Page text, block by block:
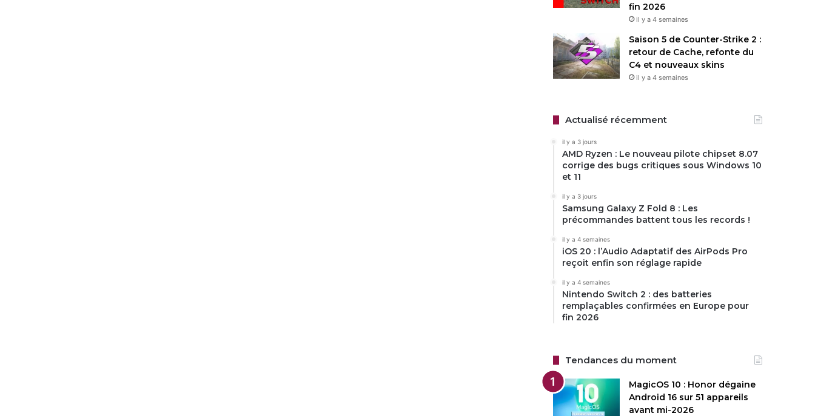
fin 2026
il y a 4 semaines
Saison 5 de Counter-Strike 2 :
retour de Cache, refonte du
C4 et nouveaux skins
il y a 4 semaines
Actualisé récemment
il y a 3 jours
AMD Ryzen : Le nouveau pilote chipset 8.07
corrige des bugs critiques sous Windows 10
et 11
il y a 3 jours
Samsung Galaxy Z Fold 8 : Les
précommandes battent tous les records !
il y a 4 semaines
iOS 20 : l’Audio Adaptatif des AirPods Pro
reçoit enfin son réglage rapide
il y a 4 semaines
Nintendo Switch 2 : des batteries
remplaçables confirmées en Europe pour
fin 2026
Tendances du moment
MagicOS 10 : Honor dégaine
Android 16 sur 51 appareils
avant mi-2026